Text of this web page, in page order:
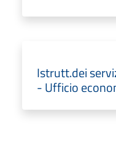
Istrutt.dei
- Ufficio